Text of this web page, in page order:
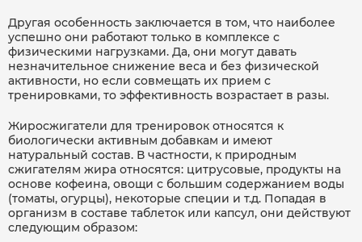
Другая особенность заключается в том, что наиболее
успешно они работают только в комплексе с
физическими нагрузками. Да, они могут давать
незначительное снижение веса и без физической
активности, но если совмещать их прием с
тренировками, то эффективность возрастает в разы.
Жиросжигатели для тренировок относятся к
биологически активным добавкам и имеют
натуральный состав. В частности, к природным
сжигателям жира относятся: цитрусовые, продукты на
основе кофеина, овощи с большим содержанием воды
(томаты, огурцы), некоторые специи и т.д. Попадая в
организм в составе таблеток или капсул, они действуют
следующим образом: